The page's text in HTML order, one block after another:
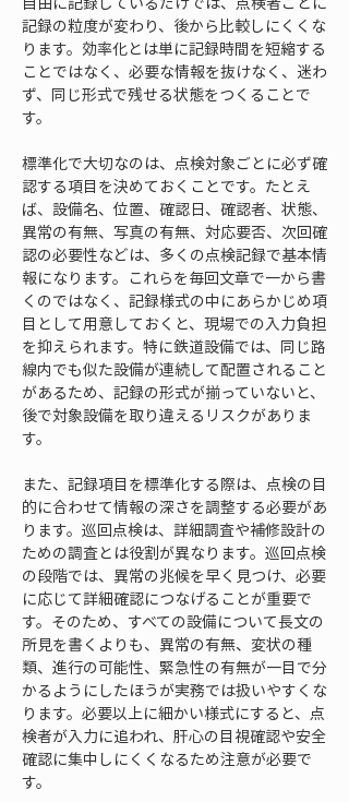
記録の粒度が変わり、後から比較しにくくな
ります。効率化とは単に記録時間を短縮する
ことではなく、必要な情報を抜けなく、迷わ
ず、同じ形式で残せる状態をつくることで
す。
標準化で大切なのは、点検対象ごとに必ず確
認する項目を決めておくことです。たとえ
ば、設備名、位置、確認日、確認者、状態、
異常の有無、写真の有無、対応要否、次回確
認の必要性などは、多くの点検記録で基本情
報になります。これらを毎回文章で一から書
くのではなく、記録様式の中にあらかじめ項
目として用意しておくと、現場での入力負担
を抑えられます。特に鉄道設備では、同じ路
線内でも似た設備が連続して配置されること
があるため、記録の形式が揃っていないと、
後で対象設備を取り違えるリスクがありま
す。
また、記録項目を標準化する際は、点検の目
的に合わせて情報の深さを調整する必要があ
ります。巡回点検は、詳細調査や補修設計の
ための調査とは役割が異なります。巡回点検
の段階では、異常の兆候を早く見つけ、必要
に応じて詳細確認につなげることが重要で
す。そのため、すべての設備について長文の
所見を書くよりも、異常の有無、変状の種
類、進行の可能性、緊急性の有無が一目で分
かるようにしたほうが実務では扱いやすくな
ります。必要以上に細かい様式にすると、点
検者が入力に追われ、肝心の目視確認や安全
確認に集中しにくくなるため注意が必要で
す。